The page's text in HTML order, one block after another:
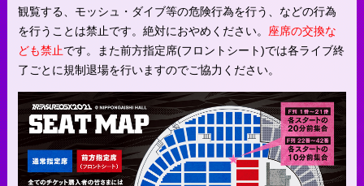
観覧する、モッシュ・ダイブ等の危険行為を行う、などの行為
を行うことは禁止です。絶対におやめください。 座席の交換な
ども禁止です。また前方指定席(フロントシート)では各ライブ終
了ごとに規制退場を行いますのでご協力ください。